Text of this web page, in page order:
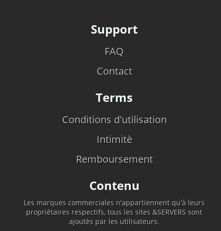
Support
FAQ
Contact
Terms
Conditions d'utilisation
Intimitè
Remboursement
Contenu
Les marques commerciales n'appartiennent qu'à leurs
propriètaires respectifs, tous les sites &SERVERS sont
ajoutès par les utilisateurs.